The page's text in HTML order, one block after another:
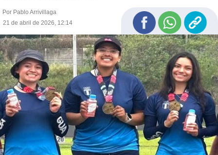
Por Pablo Arrivillaga
21 de abril de 2026, 12:14